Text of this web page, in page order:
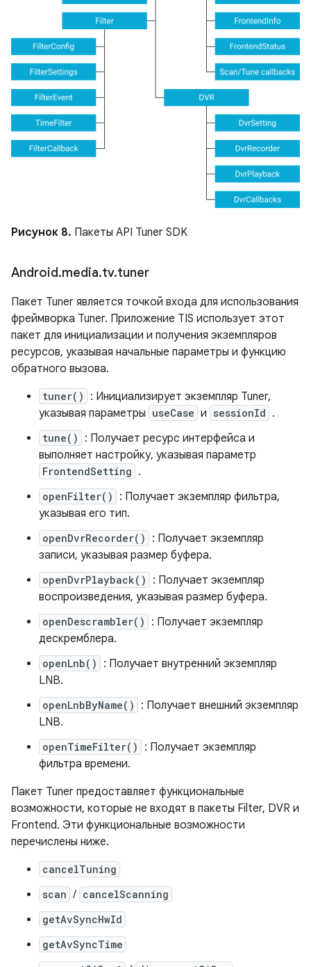
Рисунок 8. Пакеты API Tuner SDK
Android.media.tv.tuner
Пакет Tuner является точкой входа для использования
фреймворка Tuner. Приложение TIS использует этот
пакет для инициализации и получения экземпляров
ресурсов, указывая начальные параметры и функцию
обратного вызова.
tuner()
: Инициализирует экземпляр Tuner,
указывая параметры useCase и sessionId .
tune()
: Получает ресурс интерфейса и
выполняет настройку, указывая параметр
FrontendSetting .
openFilter()
: Получает экземпляр фильтра,
указывая его тип.
openDvrRecorder()
: Получает экземпляр
записи, указывая размер буфера.
openDvrPlayback()
: Получает экземпляр
воспроизведения, указывая размер буфера.
openDescrambler()
: Получает экземпляр
дескремблера.
openLnb()
: Получает внутренний экземпляр
LNB.
openLnbByName()
: Получает внешний экземпляр
LNB.
openTimeFilter()
: Получает экземпляр
фильтра времени.
Пакет Tuner предоставляет функциональные
возможности, которые не входят в пакеты Filter, DVR и
Frontend. Эти функциональные возможности
перечислены ниже.
cancelTuning
scan / cancelScanning
getAvSyncHwId
getAvSyncTime